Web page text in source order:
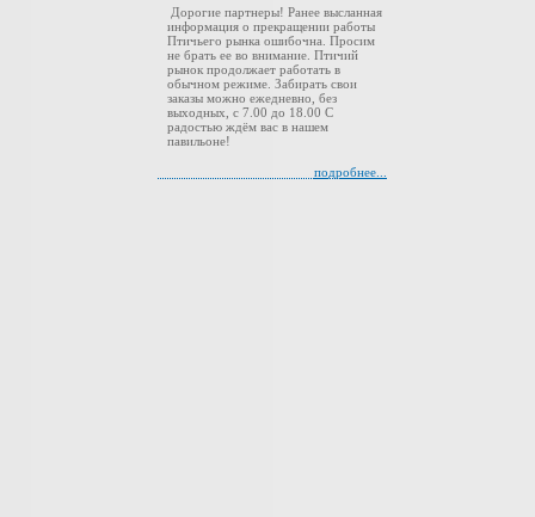
Дорогие партнеры! Ранее высланная
информация о прекращении работы
Птичьего рынка ошибочна. Просим
не брать ее во внимание. Птичий
рынок продолжает работать в
обычном режиме. Забирать свои
заказы можно ежедневно, без
выходных, с 7.00 до 18.00 С
радостью ждём вас в нашем
павильоне!
подробнее...